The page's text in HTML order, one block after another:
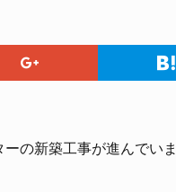
の新築工事が進んでい